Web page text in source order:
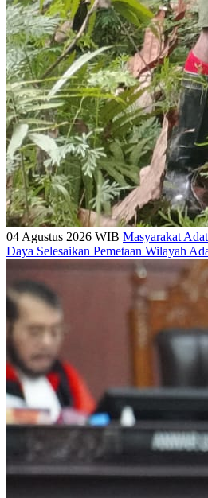
04 Agustus 2026 WIB Masyarakat
Daya Selesaikan Pemetaan Wilayah